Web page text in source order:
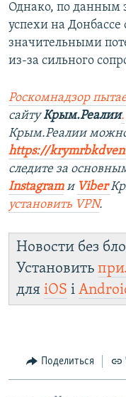
Однако, по данным
успехи на
значительными
из-за сильного
Роскомнадзор
сайту Крым.Реалии.
Крым.Реалии
https://
следите за
Instagram и Viber
установить VPN.
Новости без
Установить
для iOS і
Поделиться